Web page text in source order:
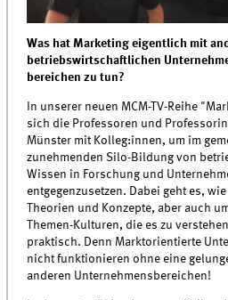
Was hat Marketing eigentlich mit
betriebswirtschaftlichen
bereichen zu tun?
In unserer neuen MCM-TV-Reihe
sich die Professoren und
Münster mit Kolleg:innen, um im
zunehmenden Silo-Bildung von
Wissen in Forschung und
entgegenzusetzen. Dabei geht es,
Theorien und Konzepte, aber auch
Themen-Kulturen, die es zu
praktisch. Denn Marktorientierte
nicht funktionieren ohne eine
anderen Unternehmensbereichen!